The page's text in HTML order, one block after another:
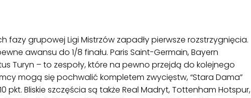
fazy grupowej Ligi Mistrzów zapadły pierwsze rozstrzygnięcia.
awansu do 1/8 finału. Paris Saint-Germain, Bayern
Turyn – to zespoły, które na pewno przejdą do kolejnego
mogą się pochwalić kompletem zwycięstw, “Stara Dama”
pkt. Bliskie szczęścia są także Real Madryt, Tottenham Hotspur,